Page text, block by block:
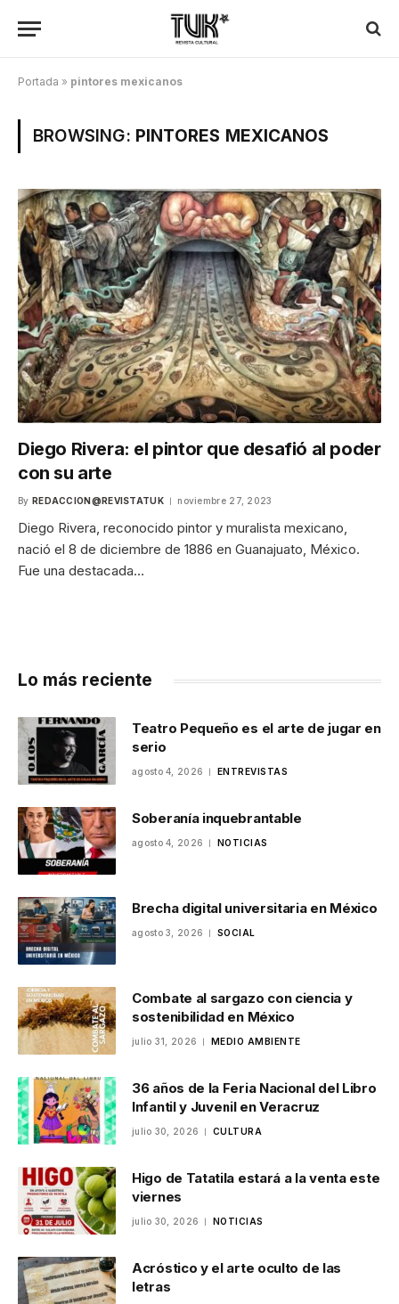
Portada » pintores mexicanos
BROWSING: PINTORES MEXICANOS
Diego Rivera: el pintor que desafió al poder
con su arte
By REDACCION@REVISTATUK noviembre 27, 2023
Diego Rivera, reconocido pintor y muralista mexicano,
nació el 8 de diciembre de 1886 en Guanajuato, México.
Fue una destacada…
Lo más reciente
Teatro Pequeño es el arte de jugar en
serio
agosto 4, 2026 ENTREVISTAS
Soberanía inquebrantable
agosto 4, 2026 NOTICIAS
Brecha digital universitaria en México
agosto 3, 2026 SOCIAL
Combate al sargazo con ciencia y
sostenibilidad en México
julio 31, 2026 MEDIO AMBIENTE
36 años de la Feria Nacional del Libro
Infantil y Juvenil en Veracruz
julio 30, 2026 CULTURA
Higo de Tatatila estará a la venta este
viernes
julio 30, 2026 NOTICIAS
Acróstico y el arte oculto de las
letras